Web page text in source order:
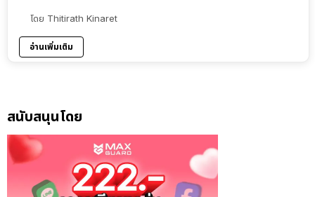
โดย Thitirath Kinaret
อ่านเพิ่มเติม
สนับสนุนโดย